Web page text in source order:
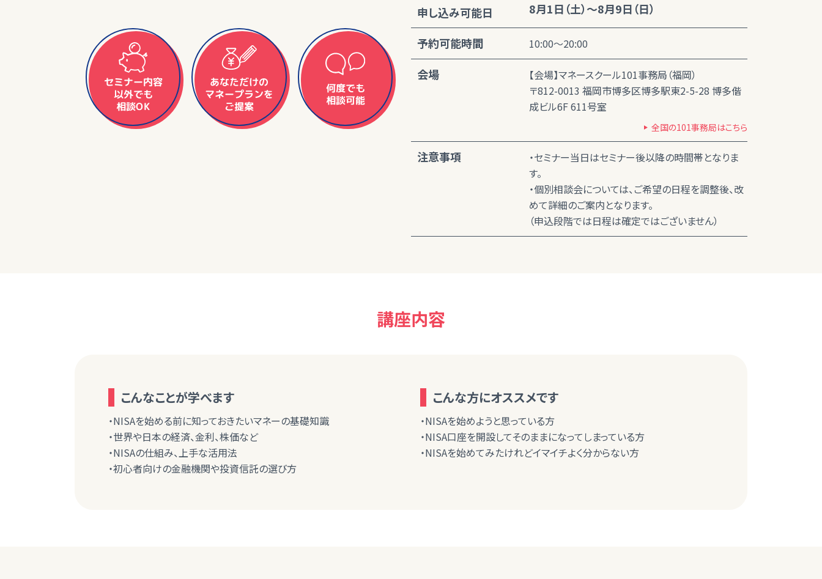
セミナー内容
以外でも
相談OK
あなただけの
マネープランを
ご提案
何度でも
相談可能
申し込み可能日 8月1日（土）～8月9日（日）
予約可能時間 10:00～20:00
会場
【会場】マネースクール101事務局（福岡）
〒812-0013 福岡市博多区博多駅東2-5-28 博多偕
成ビル6F 611号室
全国の101事務局はこちら
注意事項
・セミナー当日はセミナー後以降の時間帯となりま
す。
・個別相談会については、ご希望の日程を調整後、改
めて詳細のご案内となります。
（申込段階では日程は確定ではございません）
講座内容
こんなことが学べます
・NISAを始める前に知っておきたいマネーの基礎知識
・世界や日本の経済、金利、株価など
・NISAの仕組み、上手な活用法
・初心者向けの金融機関や投資信託の選び方
こんな方にオススメです
・NISAを始めようと思っている方
・NISA口座を開設してそのままになってしまっている方
・NISAを始めてみたけれどイマイチよく分からない方